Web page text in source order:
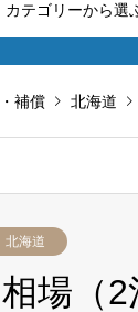
カテゴリーから選
補償 北海道
北海道
場（2